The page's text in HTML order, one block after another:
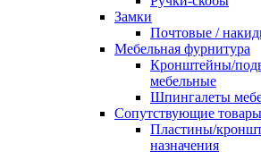
Замки
Почтовые /
Мебельная фурнитура
Кронштейны/
мебельные
Шпингалеты
Сопутствующие товары
Пластины/
назначения